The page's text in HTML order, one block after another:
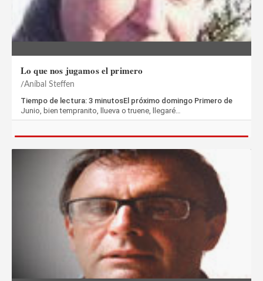
Lo que nos jugamos el primero
Aníbal Steffen
Tiempo de lectura: 3 minutosEl próximo domingo Primero de
Junio, bien tempranito, llueva o truene, llegaré…